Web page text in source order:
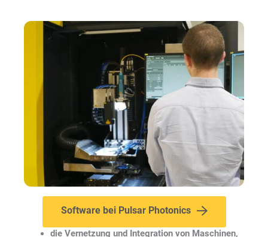
Software bei Pulsar Photonics
die Vernetzung und Integration von Maschinen,